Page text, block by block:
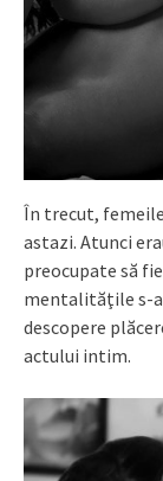
În trecut,
astazi. Atunci
preocupate să
mentalităţile s-
descopere
actului intim.